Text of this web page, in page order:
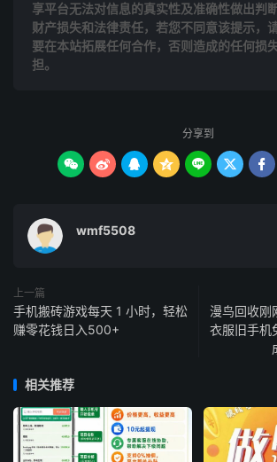
享平台无法对信息的真实性及准确性做出判
财产损失和法律责任，若您不同意该提示，
要在本站拓展任何合作，否则造成的任何损
担。
分享到
      
wmf5508
上一篇
手机搬砖游戏每天 1 小时，轻松
赚零花钱日入500+
漫鸟回收刚
衣服旧手机
相关推荐